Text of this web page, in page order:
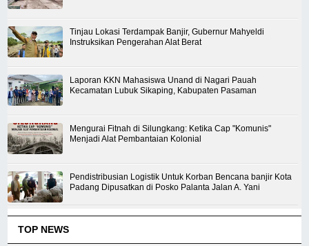
Tinjau Lokasi Terdampak Banjir, Gubernur Mahyeldi
Instruksikan Pengerahan Alat Berat
Laporan KKN Mahasiswa Unand di Nagari Pauah
Kecamatan Lubuk Sikaping, Kabupaten Pasaman
Mengurai Fitnah di Silungkang: Ketika Cap "Komunis"
Menjadi Alat Pembantaian Kolonial
Pendistribusian Logistik Untuk Korban Bencana banjir Kota
Padang Dipusatkan di Posko Palanta Jalan A. Yani
TOP NEWS